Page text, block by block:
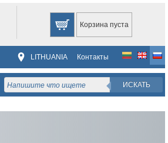
Корзина пуста
LITHUANIA Контакты
ИСКАТЬ